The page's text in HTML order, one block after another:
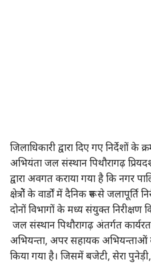
जिलाधिकारी द्वारा दिए गए निर्देशों के
अभियंता जल संस्थान पिथौरागढ़
द्वारा अवगत कराया गया है कि नगर
क्षेत्रोें के वार्डों में दैनिक रूप से जलापूर्ति
दोनों विभागों के मध्य संयुक्त निरीक्षण
जल संस्थान पिथौरागढ़ अंतर्गत कार्यरत
अभियन्ता, अपर सहायक अभियन्ताओं
किया गया है। जिसमें बजेटी, सेरा